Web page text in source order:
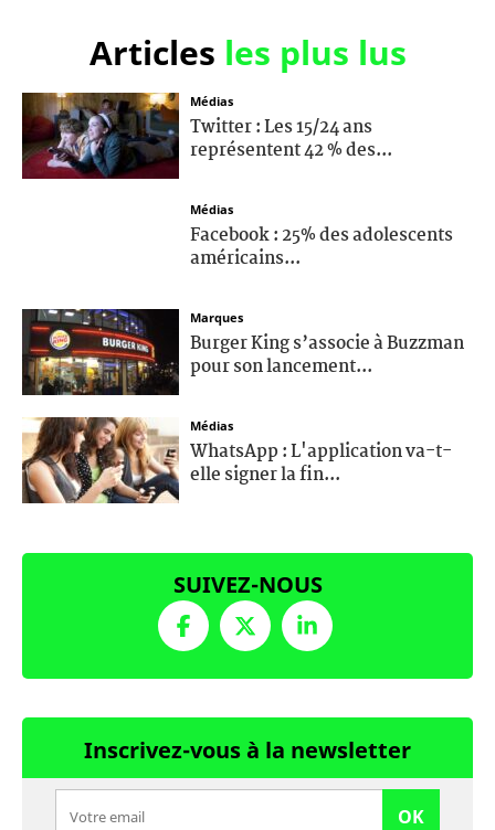
Articles les plus lus
Médias
Twitter : Les 15/24 ans
représentent 42 % des...
Médias
Facebook : 25% des adolescents
américains...
Marques
Burger King s’associe à Buzzman
pour son lancement...
Médias
WhatsApp : L'application va-t-
elle signer la fin...
SUIVEZ-NOUS
Inscrivez-vous à la newsletter
OK